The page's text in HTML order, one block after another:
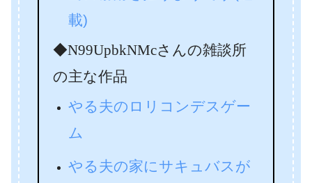
載)
◆N99UpbkNMcさんの雑談所
の主な作品
やる夫のロリコンデスゲー
ム
やる夫の家にサキュバスが